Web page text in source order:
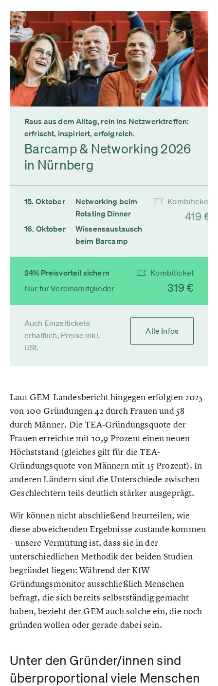
Raus aus dem Alltag, rein ins Netzwerktreffen:
erfrischt, inspiriert, erfolgreich.
Barcamp & Networking 2026
in Nürnberg
15. Oktober
Networking beim
Rotating Dinner
16. Oktober
Wissensaustausch
beim Barcamp
Kombiticket
419 €
24% Preisvorteil sichern
Nur für Vereinsmitglieder
Kombiticket
319 €
Auch Einzeltickets
erhältlich, Preise inkl.
USt.
Alle Infos
Laut GEM-Landesbericht hingegen erfolgten 2025
von 100 Gründungen 42 durch Frauen und 58
durch Männer. Die TEA-Gründungsquote der
Frauen erreichte mit 10,9 Prozent einen neuen
Höchststand (gleiches gilt für die TEA-
Gründungsquote von Männern mit 15 Prozent). In
anderen Ländern sind die Unterschiede zwischen
Geschlechtern teils deutlich stärker ausgeprägt.
Wir können nicht abschließend beurteilen, wie
diese abweichenden Ergebnisse zustande kommen
– unsere Vermutung ist, dass sie in der
unterschiedlichen Methodik der beiden Studien
begründet liegen: Während der KfW-
Gründungsmonitor ausschließlich Menschen
befragt, die sich bereits selbstständig gemacht
haben, bezieht der GEM auch solche ein, die noch
gründen wollen oder gerade dabei sein.
Unter den Gründer/innen sind
überproportional viele Menschen